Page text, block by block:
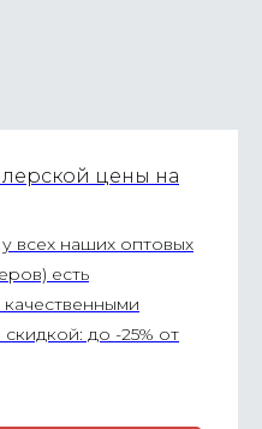
цены на
всех наших оптовых
есть
качественными
до -25% от